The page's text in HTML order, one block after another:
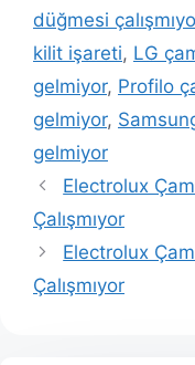
düğmesi
kilit işareti, LG
gelmiyor, Profilo
gelmiyor,
gelmiyor
Electrolux
Çalışmıyor
Electrolux
Çalışmıyor